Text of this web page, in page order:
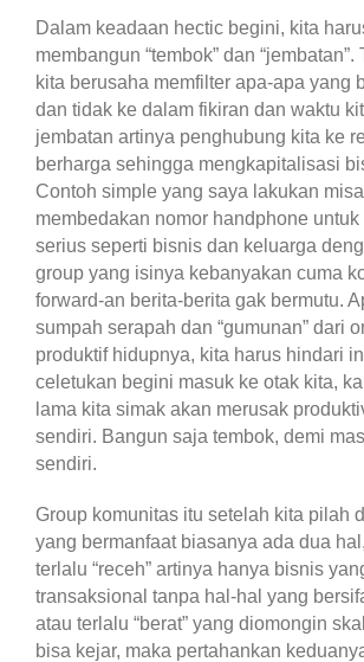
Dalam keadaan hectic begini, kita
membangun “tembok” dan “jembatan”.
kita berusaha memfilter apa-apa yang
dan tidak ke dalam fikiran dan waktu
jembatan artinya penghubung kita ke
berharga sehingga mengkapitalisasi
Contoh simple yang saya lakukan
membedakan nomor handphone
serius seperti bisnis dan keluarga
group yang isinya kebanyakan cuma
forward-an berita-berita gak bermutu.
sumpah serapah dan “gumunan” dari
produktif hidupnya, kita harus hindari
celetukan begini masuk ke otak kita,
lama kita simak akan merusak
sendiri. Bangun saja tembok, demi
sendiri.
Group komunitas itu setelah kita pilah
yang bermanfaat biasanya ada dua
terlalu “receh” artinya hanya bisnis
transaksional tanpa hal-hal yang
atau terlalu “berat” yang diomongin
bisa kejar, maka pertahankan